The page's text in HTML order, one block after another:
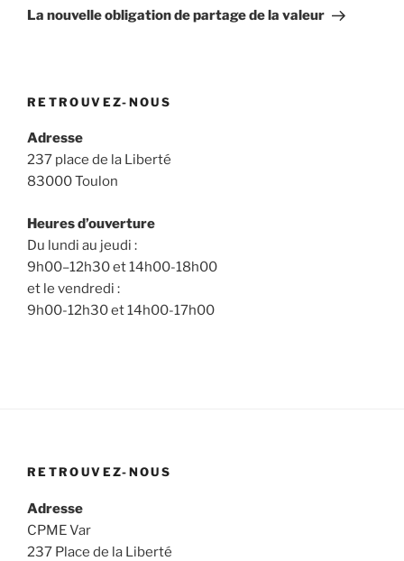
suivant
La nouvelle obligation de partage de la valeur
RETROUVEZ-NOUS
Adresse
237 place de la Liberté
83000 Toulon
Heures d’ouverture
Du lundi au jeudi :
9h00–12h30 et 14h00-18h00
et le vendredi :
9h00-12h30 et 14h00-17h00
RETROUVEZ-NOUS
Adresse
CPME Var
237 Place de la Liberté